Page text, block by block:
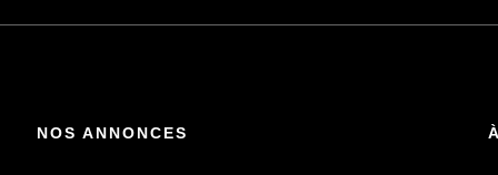
NOS ANNONCES